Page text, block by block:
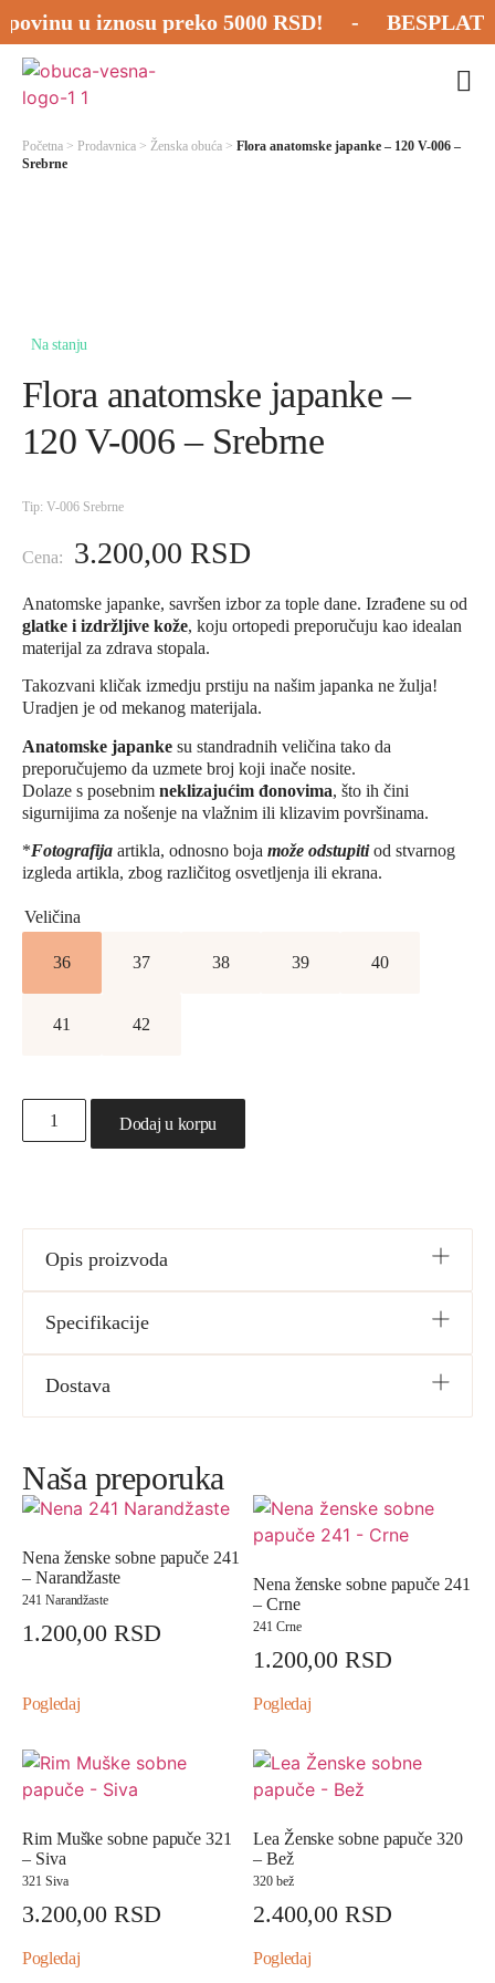
u iznosu preko 5000 RSD! -
Početna > Prodavnica > Ženska obuća > Flora anatomske japanke – 120 V-006 –
Srebrne
Na stanju
Flora anatomske japanke –
120 V-006 – Srebrne
Tip: V-006 Srebrne
3.200,00 RSD
Anatomske japanke, savršen izbor za tople dane. Izrađene su od
glatke i izdržljive kože, koju ortopedi preporučuju kao idealan
materijal za zdrava stopala.
Takozvani kličak izmedju prstiju na našim japanka ne žulja!
Uradjen je od mekanog materijala.
Anatomske japanke su standradnih veličina tako da
preporučujemo da uzmete broj koji inače nosite.
Dolaze s posebnim neklizajućim đonovima, što ih čini
sigurnijima za nošenje na vlažnim ili klizavim površinama.
*Fotografija artikla, odnosno boja može odstupitiod stvarnog
izgleda artikla, zbog različitog osvetljenja ili ekrana.
Veličina
36 37 38 39 40
41 42
Dodaj u korpu
Opis proizvoda
Specifikacije
Dostava
Naša preporuka
Nena ženske sobne papuče 241
– Narandžaste
241 Narandžaste
1.200,00RSD
Pogledaj
Nena ženske sobne papuče 241
– Crne
241 Crne
1.200,00RSD
Pogledaj
Rim Muške sobne papuče 321
– Siva
321 Siva
3.200,00RSD
Pogledaj
Lea Ženske sobne papuče 320
– Bež
320 bež
2.400,00RSD
Pogledaj